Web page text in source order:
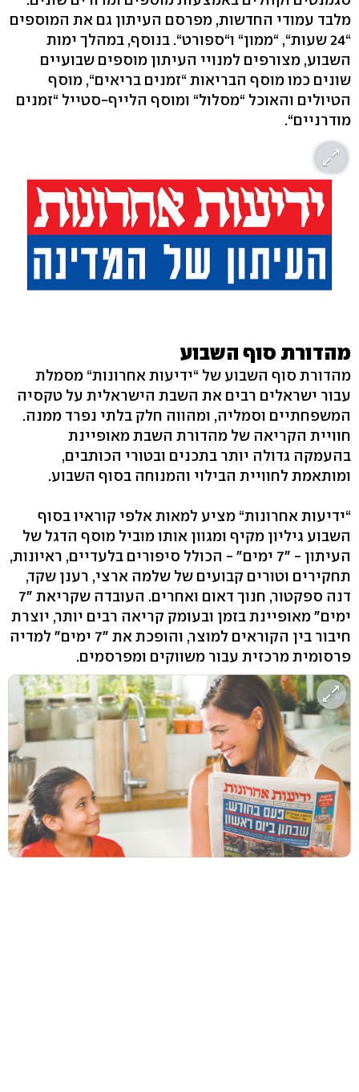
מלבד עמודי החדשות, מפרסם העיתון גם את המוספים
“24 שעות“, “ממון“ ו“ספורט“. בנוסף, במהלך ימות
השבוע, מצורפים למנויי העיתון מוספים שבועיים
שונים כמו מוסף הבריאות “זמנים בריאים“, מוסף
הטיולים והאוכל “מסלול“ ומוסף הלייף-סטייל “זמנים
מודרניים“.
מהדורת סוף השבוע
מהדורת סוף השבוע של “ידיעות אחרונות“ מסמלת
עבור ישראלים רבים את השבת הישראלית על טקסיה
המשפחתיים וסמליה, ומהווה חלק בלתי נפרד ממנה.
חוויית הקריאה של מהדורת השבת מאופיינת
בהעמקה גדולה יותר בתכנים ובטורי הכותבים,
ומותאמת לחוויית הבילוי והמנוחה בסוף השבוע.
“ידיעות אחרונות“ מציע למאות אלפי קוראיו בסוף
השבוע גיליון מקיף ומגוון אותו מוביל מוסף הדגל של
העיתון - "7 ימים" - הכולל סיפורים בלעדיים, ראיונות,
תחקירים וטורים קבועים של שלמה ארצי, רענן שקד,
דנה ספקטור, חנוך דאום ואחרים. העובדה שקריאת "7
ימים" מאופיינת בזמן ובעומק קריאה רבים יותר, יוצרת
חיבור בין הקוראים למוצר, והופכת את "7 ימים" למדיה
פרסומית מרכזית עבור משווקים ומפרסמים.